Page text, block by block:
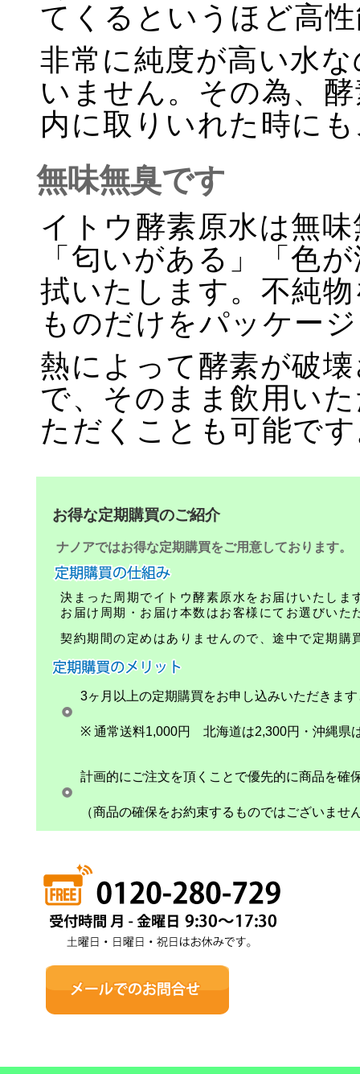
てくるというほど高
非常に純度が高い水
いません。その為、
内に取りいれた時に
無味無臭です
イトウ酵素原水は無
「匂いがある」「色
拭いたします。不純
ものだけをパッケー
熱によって酵素が破
で、そのまま飲用い
ただくことも可能で
お得な定期購買のご紹介
ナノアではお得な定期購買をご用意しております。
決まった周期でイトウ酵素原水をお届けいたしま
お届け周期・お届け本数はお客様にてお選びいた
契約期間の定めはありませんので、途中で定期購
3ヶ月以上の定期購買をお申し込みいただきま
※ 通常送料1,000円 北海道は2,300円・沖縄県
計画的にご注文を頂くことで優先的に商品を確
（商品の確保をお約束するものではございま